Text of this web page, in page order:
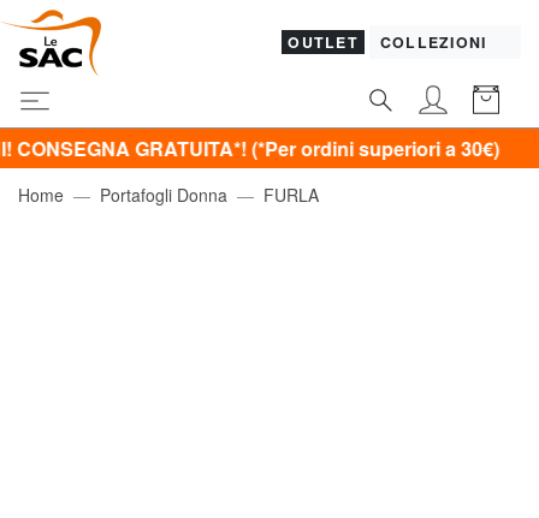
OUTLET COLLEZIONI
GRATUITA*! (*Per ordini superiori a 30€)
Home Portafogli Donna FURLA